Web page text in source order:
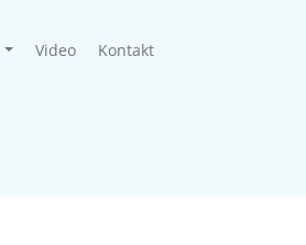
Video Kontakt